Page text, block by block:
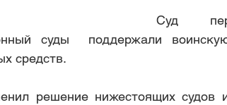
автомобиля доб отмена
Суд
суды  поддержали
средств.
решение нижестоящих судов